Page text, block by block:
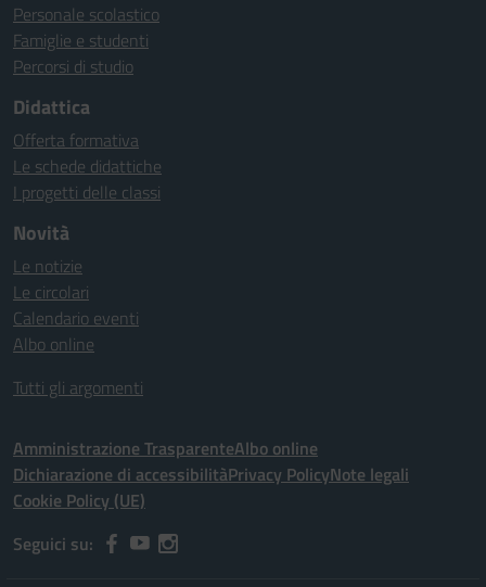
Personale scolastico
Famiglie e studenti
Percorsi di studio
Didattica
Offerta formativa
Le schede didattiche
I progetti delle classi
Novità
Le notizie
Le circolari
Calendario eventi
Albo online
Tutti gli argomenti
Amministrazione TrasparenteAlbo online
Dichiarazione di accessibilitàPrivacy PolicyNote legali
Cookie Policy (UE)
Seguici su: